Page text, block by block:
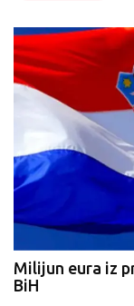
Milijun eura iz
BiH